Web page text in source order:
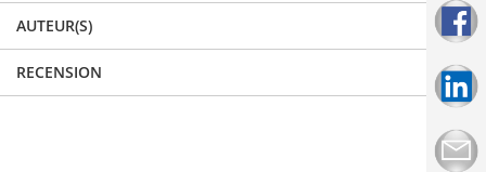
AUTEUR(S)
RECENSION